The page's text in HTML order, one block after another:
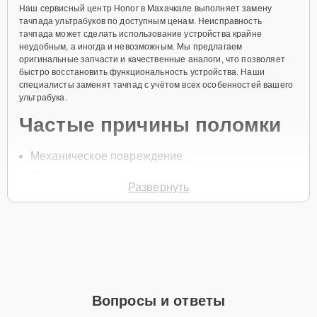
Наш сервисный центр Honor в Махачкале выполняет замену
тачпада ультрабуков по доступным ценам. Неисправность
тачпада может сделать использование устройства крайне
неудобным, а иногда и невозможным. Мы предлагаем
оригинальные запчасти и качественные аналоги, что позволяет
быстро восстановить функциональность устройства. Наши
специалисты заменят тачпад с учётом всех особенностей вашего
ультрабука.
Частые причины поломки
Механическое повреждение
Износ поверхности тачпада
диагностику и ремонт.
Развернуть
Вопросы и ответы